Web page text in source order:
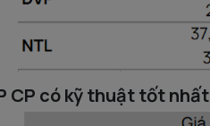
CP có kỹ thuật tốt nhất